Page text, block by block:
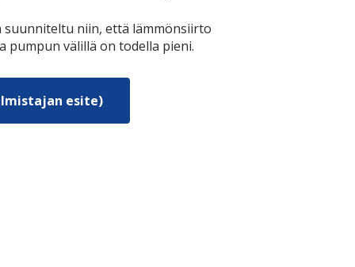
suunniteltu niin, että lämmönsiirto
pumpun välillä on todella pieni.
esite)